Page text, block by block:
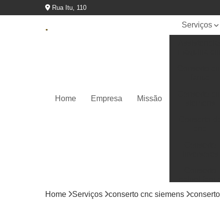
Rua Itu, 110
Home Empresa Missão
Serviços
Conserto
Home Serviços conserto cnc siemens